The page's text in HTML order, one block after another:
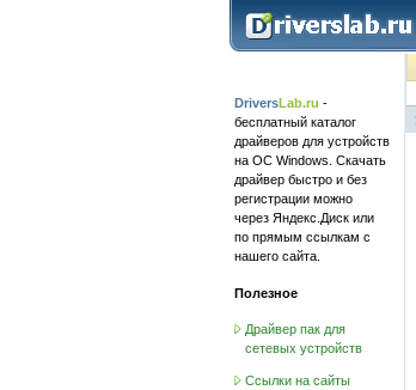
DriversLab.ru -
бесплатный каталог
драйверов для устройств
на ОС Windows. Скачать
драйвер быстро и без
регистрации можно
через Яндекс.Диск или
по прямым ссылкам с
нашего сайта.
Полезное
Драйвер пак для
сетевых устройств
Ссылки на сайты